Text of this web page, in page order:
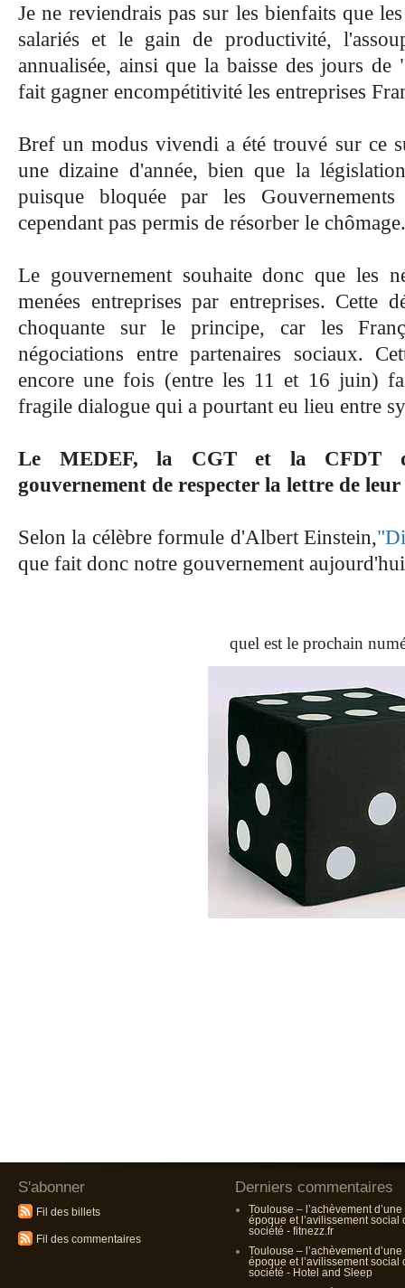
Je ne reviendrais pas sur les bienfaits que
salariés et le gain de productivité,
annualisée, ainsi que la baisse des jours
fait gagner encompétitivité les entreprises
Bref un modus vivendi a été trouvé sur ce
une dizaine d'année, bien que la
puisque bloquée par les
cependant pas permis de résorber le chômage.
Le gouvernement souhaite donc que les
menées entreprises par entreprises. Cette
choquante sur le principe, car les
négociations entre partenaires sociaux.
encore une fois (entre les 11 et 16 juin)
fragile dialogue qui a pourtant eu lieu entre
Le MEDEF, la CGT et la CFDT
gouvernement de respecter la lettre de
Selon la célèbre formule d'Albert Einstein,
que fait donc notre gouvernement
quel est le prochain
S'abonner
Fil des billets
Fil des commentaires
Derniers commentaires
Toulouse – l’achèvement d’une
époque et l’avilissement social
société - fitnezz.fr
Toulouse – l’achèvement d’une
époque et l’avilissement social
société - Hotel and Sleep